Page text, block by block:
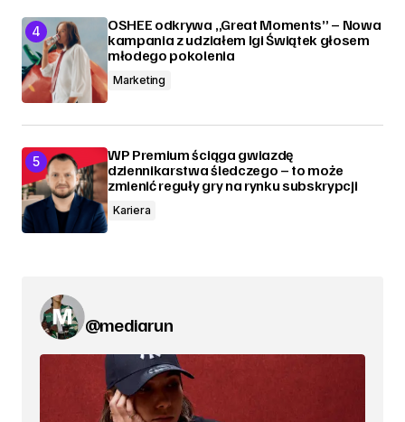
OSHEE odkrywa „Great Moments” – Nowa
kampania z udziałem Igi Świątek głosem
młodego pokolenia
Marketing
WP Premium ściąga gwiazdę
dziennikarstwa śledczego – to może
zmienić reguły gry na rynku subskrypcji
Kariera
@mediarun